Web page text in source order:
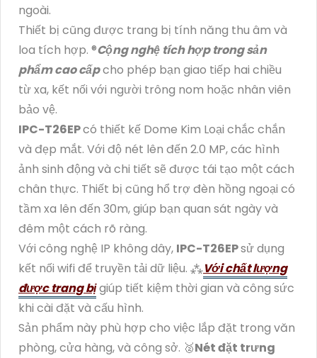
ngoài.
Thiết bị cũng được trang bị tính năng thu âm và
loa tích hợp. ®️Cộng nghệ tích hợp trong sản
phẩm cao cấpcho phép bạn giao tiếp hai chiều
từ xa, kết nối với người trông nom hoặc nhân viên
bảo vệ.
IPC-T26EPcó thiết kế Dome Kim Loại chắc chắn
và đẹp mắt. Với độ nét lên đến 2.0 MP, các hình
ảnh sinh động và chi tiết sẽ được tái tạo một cách
chân thực. Thiết bị cũng hổ trợ đèn hồng ngoại có
tầm xa lên đến 30m, giúp bạn quan sát ngày và
đêm một cách rõ ràng.
Với công nghệ IP không dây, IPC-T26EPsử dụng
kết nối wifi để truyền tải dữ liệu. ⁂Với chất lượng
được trang bịgiúp tiết kiệm thời gian và công sức
khi cài đặt và cấu hình.
Sản phẩm này phù hợp cho việc lắp đặt trong văn
phòng, cửa hàng, và công sở. 🥈️Nét đặt trưng